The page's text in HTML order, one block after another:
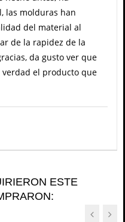
las molduras han
del material al
de la rapidez de la
da gusto ver que
el producto que
ESTE